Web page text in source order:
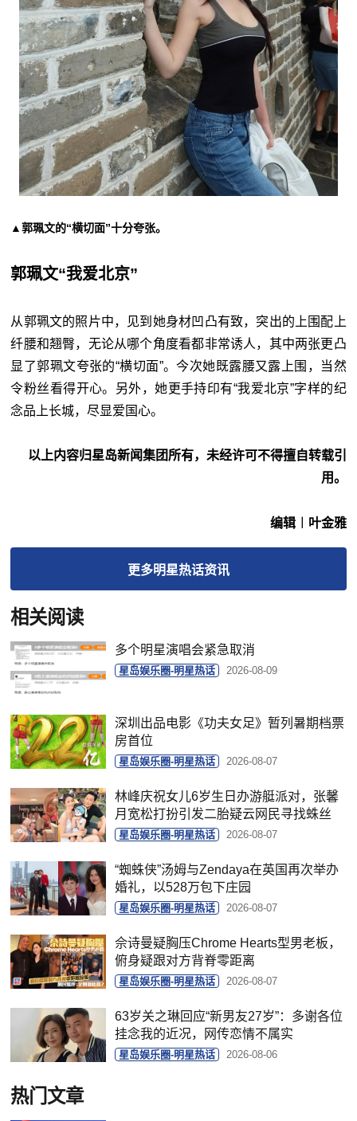
▲郭珮文的“横切面”十分夸张。
郭珮文“我爱北京”
从郭珮文的照片中，见到她身材凹凸有致，突出的上围配上
纤腰和翘臀，无论从哪个角度看都非常诱人，其中两张更凸
显了郭珮文夸张的“横切面”。今次她既露腰又露上围，当然
令粉丝看得开心。另外，她更手持印有“我爱北京”字样的纪
念品上长城，尽显爱国心。
以上内容归星岛新闻集团所有，未经许可不得擅自转载引
用。
编辑︱叶金雅
更多明星热话资讯
相关阅读
多个明星演唱会紧急取消
星岛娱乐圈-明星热话 2026-08-09
深圳出品电影《功夫女足》暂列暑期档票
房首位
星岛娱乐圈-明星热话 2026-08-07
林峰庆祝女儿6岁生日办游艇派对，张馨
月宽松打扮引发二胎疑云网民寻找蛛丝
星岛娱乐圈-明星热话 2026-08-07
“蜘蛛侠”汤姆与Zendaya在英国再次举办
婚礼，以528万包下庄园
星岛娱乐圈-明星热话 2026-08-07
佘诗曼疑胸压Chrome Hearts型男老板，
俯身疑跟对方背脊零距离
星岛娱乐圈-明星热话 2026-08-07
63岁关之琳回应“新男友27岁”：多谢各位
挂念我的近况，网传恋情不属实
星岛娱乐圈-明星热话 2026-08-06
热门文章